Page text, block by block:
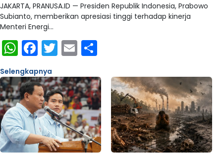
JAKARTA, PRANUSA.ID — Presiden Republik Indonesia, Prabowo
Subianto, memberikan apresiasi tinggi terhadap kinerja
Menteri Energi…
WhatsApp
Facebook
Twitter
Email
Selengkapnya